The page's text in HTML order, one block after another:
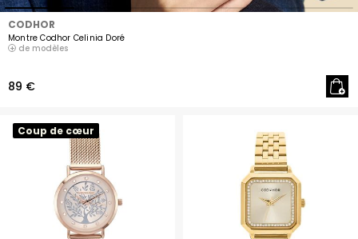
CODHOR
Montre Codhor Celinia Doré
de modèles
89 €
Coup de cœur